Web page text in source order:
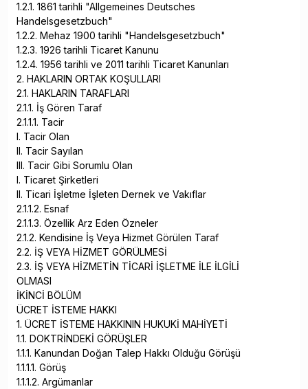
1.2.1. 1861 tarihli "Allgemeines Deutsches
Handelsgesetzbuch"
1.2.2. Mehaz 1900 tarihli "Handelsgesetzbuch"
1.2.3. 1926 tarihli Ticaret Kanunu
1.2.4. 1956 tarihli ve 2011 tarihli Ticaret Kanunları
2. HAKLARIN ORTAK KOŞULLARI
2.1. HAKLARIN TARAFLARI
2.1.1. İş Gören Taraf
2.1.1.1. Tacir
I. Tacir Olan
II. Tacir Sayılan
III. Tacir Gibi Sorumlu Olan
I. Ticaret Şirketleri
II. Ticari İşletme İşleten Dernek ve Vakıflar
2.1.1.2. Esnaf
2.1.1.3. Özellik Arz Eden Özneler
2.1.2. Kendisine İş Veya Hizmet Görülen Taraf
2.2. İŞ VEYA HİZMET GÖRÜLMESİ
2.3. İŞ VEYA HİZMETİN TİCARİ İŞLETME İLE İLGİLİ
OLMASI
İKİNCİ BÖLÜM
ÜCRET İSTEME HAKKI
1. ÜCRET İSTEME HAKKININ HUKUKİ MAHİYETİ
1.1. DOKTRİNDEKİ GÖRÜŞLER
1.1.1. Kanundan Doğan Talep Hakkı Olduğu Görüşü
1.1.1.1. Görüş
1.1.1.2. Argümanlar